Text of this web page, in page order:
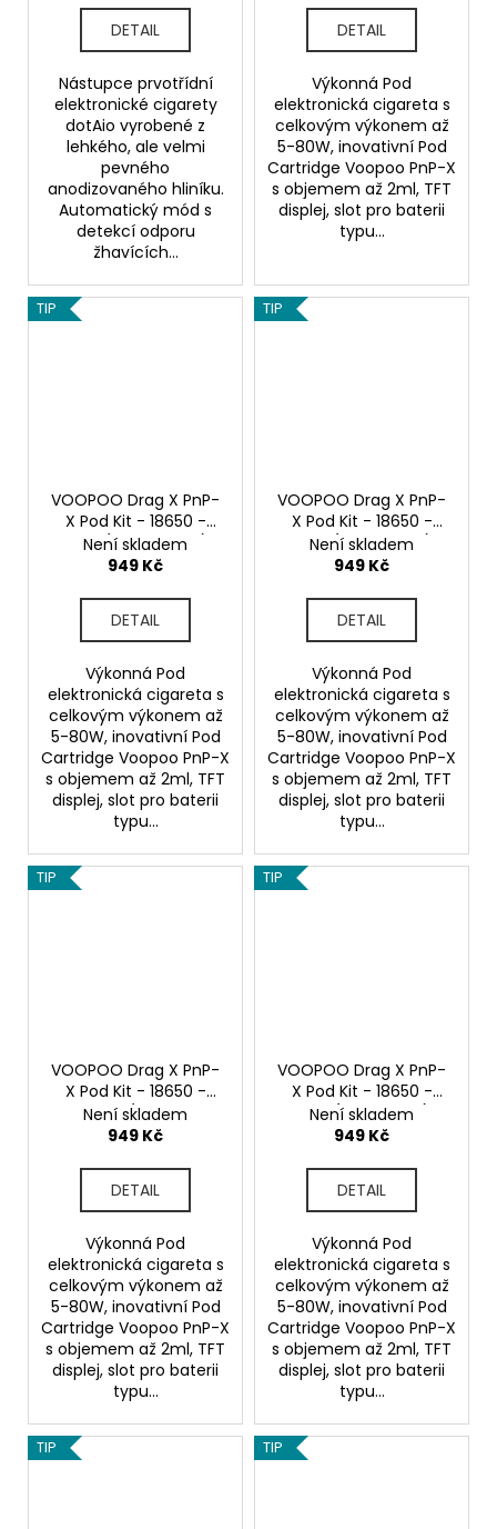
DETAIL
Nástupce prvotřídní
elektronické cigarety
dotAio vyrobené z
lehkého, ale velmi
pevného
anodizovaného hliníku.
Automatický mód s
detekcí odporu
žhavících...
DETAIL
Výkonná Pod
elektronická cigareta s
celkovým výkonem až
5-80W, inovativní Pod
Cartridge Voopoo PnP-X
s objemem až 2ml, TFT
displej, slot pro baterii
typu...
TIP
VOOPOO Drag X PnP-
X Pod Kit - 18650 -
80W (Knight Gray)
Není skladem
949 Kč
DETAIL
Výkonná Pod
elektronická cigareta s
celkovým výkonem až
5-80W, inovativní Pod
Cartridge Voopoo PnP-X
s objemem až 2ml, TFT
displej, slot pro baterii
typu...
TIP
VOOPOO Drag X PnP-
X Pod Kit - 18650 -
80W (Eagle Black)
Není skladem
949 Kč
DETAIL
Výkonná Pod
elektronická cigareta s
celkovým výkonem až
5-80W, inovativní Pod
Cartridge Voopoo PnP-X
s objemem až 2ml, TFT
displej, slot pro baterii
typu...
TIP
VOOPOO Drag X PnP-
X Pod Kit - 18650 -
80W (Knight
Chestnut)
Není skladem
949 Kč
DETAIL
Výkonná Pod
elektronická cigareta s
celkovým výkonem až
5-80W, inovativní Pod
Cartridge Voopoo PnP-X
s objemem až 2ml, TFT
displej, slot pro baterii
typu...
TIP
VOOPOO Drag X PnP-
X Pod Kit - 18650 -
80W (Knight Red)
Není skladem
949 Kč
DETAIL
Výkonná Pod
elektronická cigareta s
celkovým výkonem až
5-80W, inovativní Pod
Cartridge Voopoo PnP-X
s objemem až 2ml, TFT
displej, slot pro baterii
typu...
TIP TIP